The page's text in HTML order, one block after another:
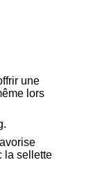
une
lors
la sellette